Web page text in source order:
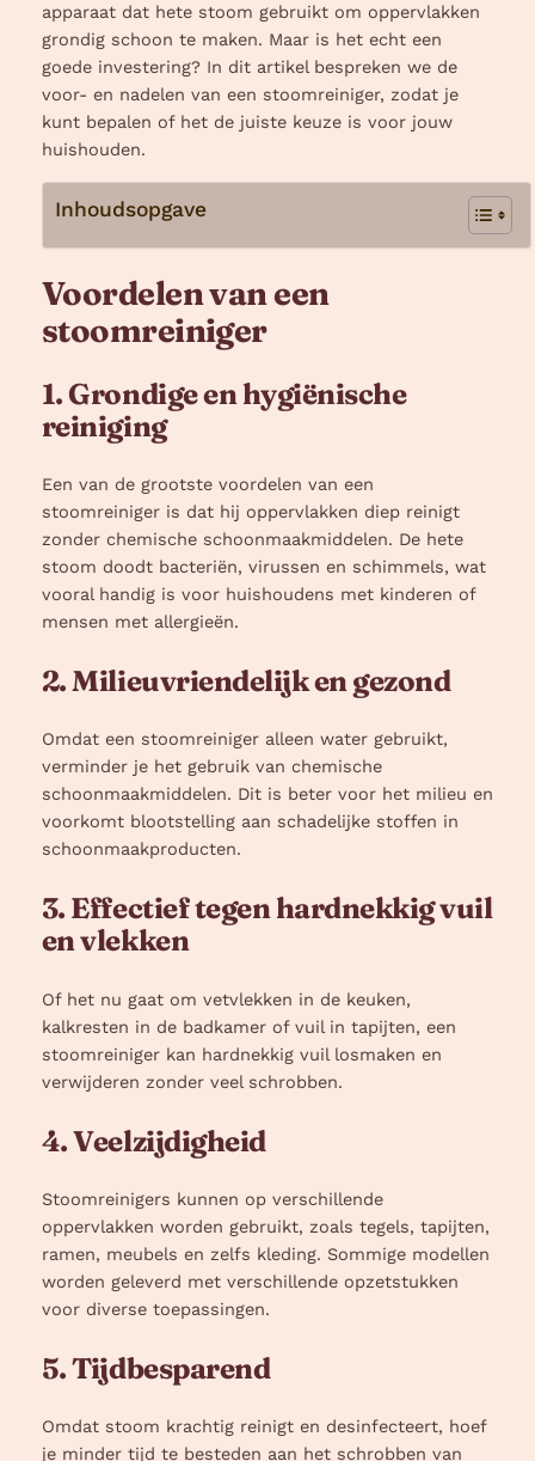
apparaat dat hete stoom gebruikt om oppervlakken
grondig schoon te maken. Maar is het echt een
goede investering? In dit artikel bespreken we de
voor- en nadelen van een stoomreiniger, zodat je
kunt bepalen of het de juiste keuze is voor jouw
huishouden.
Inhoudsopgave
Voordelen van een
stoomreiniger
1. Grondige en hygiënische
reiniging
Een van de grootste voordelen van een
stoomreiniger is dat hij oppervlakken diep reinigt
zonder chemische schoonmaakmiddelen. De hete
stoom doodt bacteriën, virussen en schimmels, wat
vooral handig is voor huishoudens met kinderen of
mensen met allergieën.
2. Milieuvriendelijk en gezond
Omdat een stoomreiniger alleen water gebruikt,
verminder je het gebruik van chemische
schoonmaakmiddelen. Dit is beter voor het milieu en
voorkomt blootstelling aan schadelijke stoffen in
schoonmaakproducten.
3. Effectief tegen hardnekkig vuil
en vlekken
Of het nu gaat om vetvlekken in de keuken,
kalkresten in de badkamer of vuil in tapijten, een
stoomreiniger kan hardnekkig vuil losmaken en
verwijderen zonder veel schrobben.
4. Veelzijdigheid
Stoomreinigers kunnen op verschillende
oppervlakken worden gebruikt, zoals tegels, tapijten,
ramen, meubels en zelfs kleding. Sommige modellen
worden geleverd met verschillende opzetstukken
voor diverse toepassingen.
5. Tijdbesparend
Omdat stoom krachtig reinigt en desinfecteert, hoef
je minder tijd te besteden aan het schrobben van